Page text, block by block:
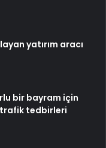
yatırım aracı
bir bayram için
tedbirleri